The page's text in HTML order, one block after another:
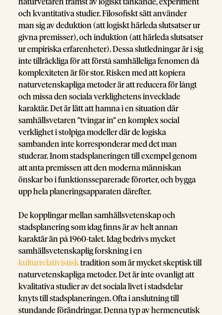
naturvetaren främst av logiskt tänkande, experiment
och kvantitativa studier. Filosofiskt sätt använder
man sig av deduktion (att logiskt härleda slutsatser ur
givna premisser), och induktion (att härleda slutsatser
ur empiriska erfarenheter). Dessa slutledningar är i sig
inte tillräckliga för att förstå samhälleliga fenomen då
komplexiteten är för stor. Risken med att kopiera
naturvetenskapliga metoder är att reducera för långt
och missa den sociala verklighetens invecklade
karaktär. Det är lätt att hamna i en situation där
samhällsvetaren ”tvingar in” en komplex social
verklighet i stolpiga modeller där de logiska
sambanden inte korresponderar med det man
studerar. Inom stadsplaneringen till exempel genom
att anta premissen att den moderna människan
önskar bo i funktionsseparerade förorter, och bygga
upp hela planeringsapparaten därefter.
De kopplingar mellan samhällsvetenskap och
stadsplanering som idag finns är av helt annan
karaktär än på 1960-talet. Idag bedrivs mycket
samhällsvetenskaplig forskning i en
kulturrelativistisktradition som är mycket skeptisk till
naturvetenskapliga metoder. Det är inte ovanligt att
kvalitativa studier av det sociala livet i stadsdelar
knyts till stadsplaneringen. Ofta i anslutning till
stundande förändringar. Denna typ av hermeneutisk